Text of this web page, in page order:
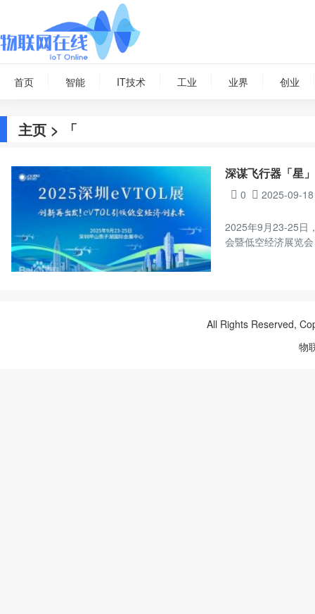
首页 智能 IT技术 工业 业界 创业
主页 > 「
深谋飞行器「星
0 2025-09-
2025年9月23-25日
会暨低空经济展览
All Rights Reserved,
物